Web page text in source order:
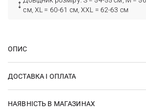
см, XL = 60-61 см, XXL = 62-63 см
ОПИС
ДОСТАВКА І ОПЛАТА
НАЯВНІСТЬ В МАГАЗИНАХ